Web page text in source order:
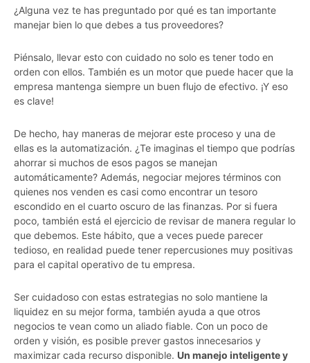
¿Alguna vez te has preguntado por qué es tan importante
manejar bien lo que debes a tus proveedores?
Piénsalo, llevar esto con cuidado no solo es tener todo en
orden con ellos. También es un motor que puede hacer que la
empresa mantenga siempre un buen flujo de efectivo. ¡Y eso
es clave!
De hecho, hay maneras de mejorar este proceso y una de
ellas es la automatización. ¿Te imaginas el tiempo que podrías
ahorrar si muchos de esos pagos se manejan
automáticamente? Además, negociar mejores términos con
quienes nos venden es casi como encontrar un tesoro
escondido en el cuarto oscuro de las finanzas. Por si fuera
poco, también está el ejercicio de revisar de manera regular lo
que debemos. Este hábito, que a veces puede parecer
tedioso, en realidad puede tener repercusiones muy positivas
para el capital operativo de tu empresa.
Ser cuidadoso con estas estrategias no solo mantiene la
liquidez en su mejor forma, también ayuda a que otros
negocios te vean como un aliado fiable. Con un poco de
orden y visión, es posible prever gastos innecesarios y
maximizar cada recurso disponible. Un manejo inteligente y